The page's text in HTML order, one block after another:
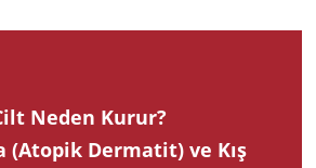
Neden Kurur?
(Atopik Dermatit) ve Kış